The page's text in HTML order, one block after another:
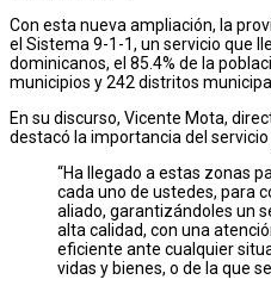
Con esta nueva ampliación, la
el Sistema 9-1-1, un servicio que
dominicanos, el 85.4% de la
municipios y 242 distritos
En su discurso, Vicente Mota,
destacó la importancia del
“Ha llegado a estas zonas
cada uno de ustedes, para
aliado, garantizándoles un
alta calidad, con una
eficiente ante cualquier
vidas y bienes, o de la que